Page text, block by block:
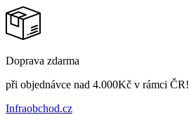
Doprava zdarma
při objednávce nad 4.000Kč v rámci ČR!
Infraobchod.cz